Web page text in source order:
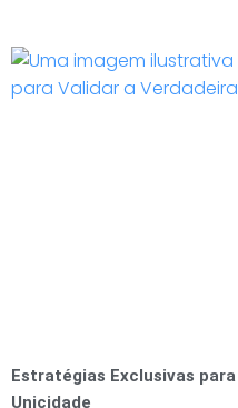
Estratégias Exclusivas
Unicidade